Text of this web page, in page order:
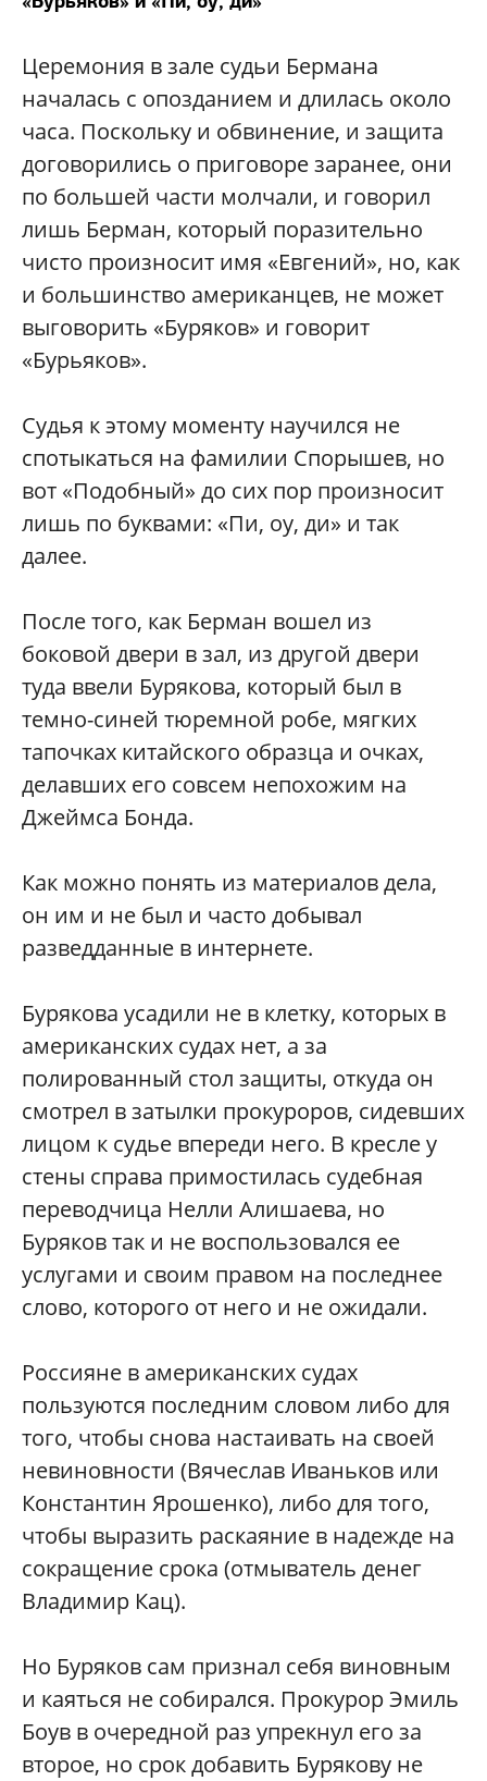
Церемония в зале судьи Бермана
началась с опозданием и длилась около
часа. Поскольку и обвинение, и защита
договорились о приговоре заранее, они
по большей части молчали, и говорил
лишь Берман, который поразительно
чисто произносит имя «Евгений», но, как
и большинство американцев, не может
выговорить «Буряков» и говорит
«Бурьяков».
Судья к этому моменту научился не
спотыкаться на фамилии Спорышев, но
вот «Подобный» до сих пор произносит
лишь по буквами: «Пи, оу, ди» и так
далее.
После того, как Берман вошел из
боковой двери в зал, из другой двери
туда ввели Бурякова, который был в
темно-синей тюремной робе, мягких
тапочках китайского образца и очках,
делавших его совсем непохожим на
Джеймса Бонда.
Как можно понять из материалов дела,
он им и не был и часто добывал
разведданные в интернете.
Бурякова усадили не в клетку, которых в
американских судах нет, а за
полированный стол защиты, откуда он
смотрел в затылки прокуроров, сидевших
лицом к судье впереди него. В кресле у
стены справа примостилась судебная
переводчица Нелли Алишаева, но
Буряков так и не воспользовался ее
услугами и своим правом на последнее
слово, которого от него и не ожидали.
Россияне в американских судах
пользуются последним словом либо для
того, чтобы снова настаивать на своей
невиновности (Вячеслав Иваньков или
Константин Ярошенко), либо для того,
чтобы выразить раскаяние в надежде на
сокращение срока (отмыватель денег
Владимир Кац).
Но Буряков сам признал себя виновным
и каяться не собирался. Прокурор Эмиль
Боув в очередной раз упрекнул его за
второе, но срок добавить Бурякову не